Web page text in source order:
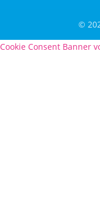
©
Cookie Consent Banner